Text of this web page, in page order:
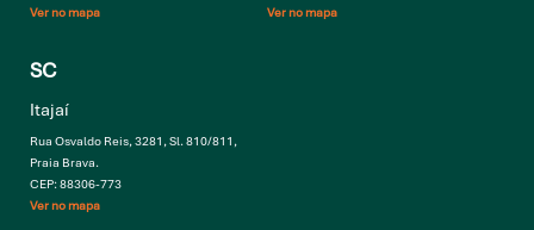
Ver no mapa
Ver no mapa
SC
Itajaí
Rua Osvaldo Reis, 3281, Sl. 810/811,
Praia Brava.
CEP: 88306-773
Ver no mapa